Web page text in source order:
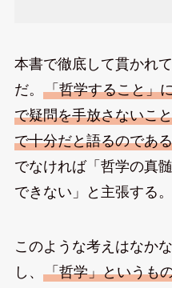
本書で徹底して貫かれ
だ。 「哲学すること」
で疑問を手放さないこ
で十分だと語るのである
でなければ「哲学の真
できない」と主張する。
このような考えはなか
し、 「哲学」というも